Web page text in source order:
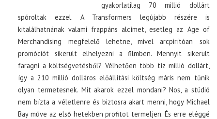
gyakorlatilag 70 millió dollárt
spóroltak ezzel. A Transformers legújabb részére is
kitalálhatnának valami frappáns alcímet, esetleg az Age of
Merchandising megfelelő lehetne, mivel arcpirítóan sok
promóciót sikerült elhelyezni a filmben. Mennyit sikerült
faragni a költségvetésből? Vélhetően több tíz millió dollárt,
így a 210 millió dolláros előállítási költség máris nem tűnik
olyan termetesnek. Mit akarok ezzel mondani? Nos, a stúdió
nem bízta a véletlenre és biztosra akart menni, hogy Michael
Bay műve az első hetekben profitot termeljen. És erre eléggé